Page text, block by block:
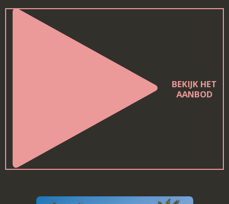
BEKIJK HET
AANBOD